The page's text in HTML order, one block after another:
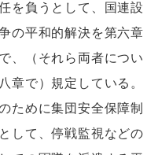
を負うとして、国連設
の平和的解決を第六章
、（それら両者につい
章で）規定している。
ために集団安全保障制
して、停戦監視などの